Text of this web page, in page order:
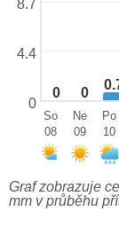
0 0
8.7
4.4
0
So
08
Ne
09
Po
10
Graf zobrazuje
mm v průběhu